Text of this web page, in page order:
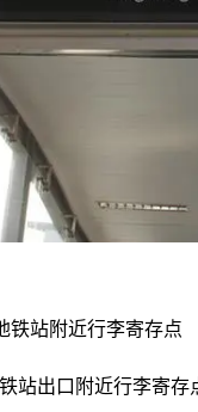
铁站附近行李寄存点
站出口附近行李寄